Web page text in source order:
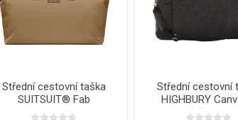
Střední cestovní taška
SUITSUIT® Fab
Seventies Cuban Sand -
Střední cestovní
HIGHBURY
tmavě šedá -